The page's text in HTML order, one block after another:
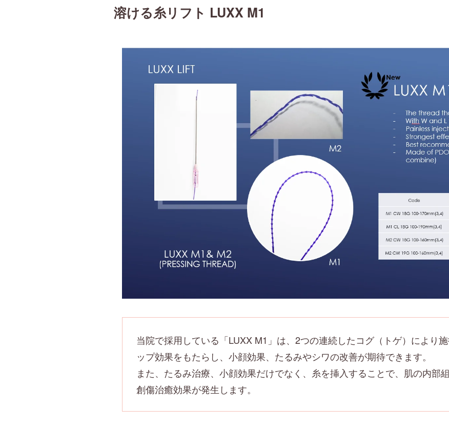
溶ける糸リフト LUXX M1
当院で採用している「LUXX M1」は、2つの連続したコグ（トゲ）により
ップ効果をもたらし、小顔効果、たるみやシワの改善が期待できます。
また、たるみ治療、小顔効果だけでなく、糸を挿入することで、肌の内部
創傷治癒効果が発生します。